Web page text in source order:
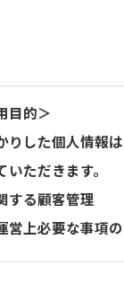
目的＞
りした個人情報
ただきます。
する顧客管理
営上必要な事項